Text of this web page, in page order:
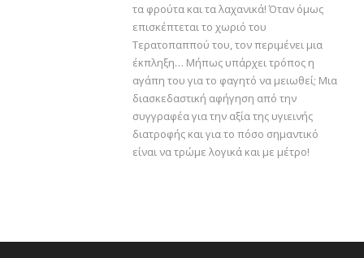
τα φρούτα και τα λαχανικά! Όταν όμως
επισκέπτεται το χωριό του
Τερατοπαππού του, τον περιμένει μια
έκπληξη… Μήπως υπάρχει τρόπος η
αγάπη του για το φαγητό να μειωθεί; Μια
διασκεδαστική αφήγηση από την
συγγραφέα για την αξία της υγιεινής
διατροφής και για το πόσο σημαντικό
είναι να τρώμε λογικά και με μέτρο!